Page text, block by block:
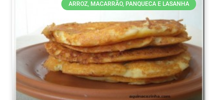
ARROZ, MACARRÃO, PANQUECA E LASANHA